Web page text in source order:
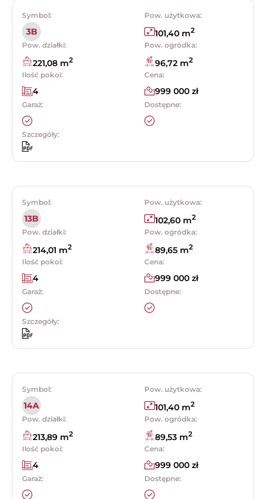
Symbol:
3B
Pow. użytkowa:
101,40 m2
Pow. działki:
221,08 m2
Pow. ogródka:
96,72 m2
Ilość pokoi:
4
Cena:
999 000 zł
Garaż: Dostępne:
Szczegóły:
Symbol:
13B
Pow. użytkowa:
102,60 m2
Pow. działki:
214,01 m2
Pow. ogródka:
89,65 m2
Ilość pokoi:
4
Cena:
999 000 zł
Garaż: Dostępne:
Szczegóły:
Symbol:
14A
Pow. użytkowa:
101,40 m2
Pow. działki:
213,89 m2
Pow. ogródka:
89,53 m2
Ilość pokoi:
4
Cena:
999 000 zł
Garaż: Dostępne: